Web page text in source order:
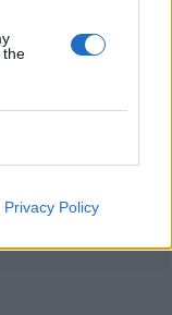
the
Privacy Policy